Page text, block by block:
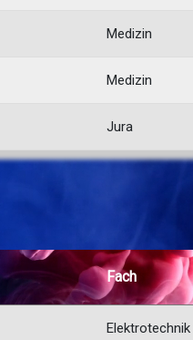
Medizin
Medizin
Jura
Fach
Elektrotechnik